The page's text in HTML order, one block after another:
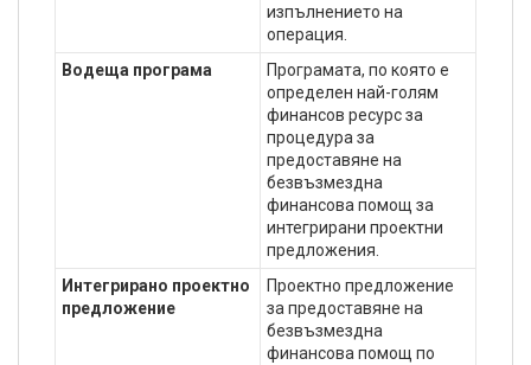
изпълнението на
операция.
Водеща програма
Програмата, по която е
определен най-голям
финансов ресурс за
процедура за
предоставяне на
безвъзмездна
финансова помощ за
интегрирани проектни
предложения.
Интегрирано проектно
предложение
Проектно предложение
за предоставяне на
безвъзмездна
финансова помощ по